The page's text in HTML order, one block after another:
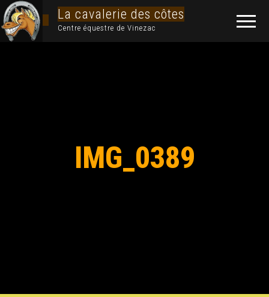
La cavalerie des côtes
Centre équestre de Vinezac
IMG_0389